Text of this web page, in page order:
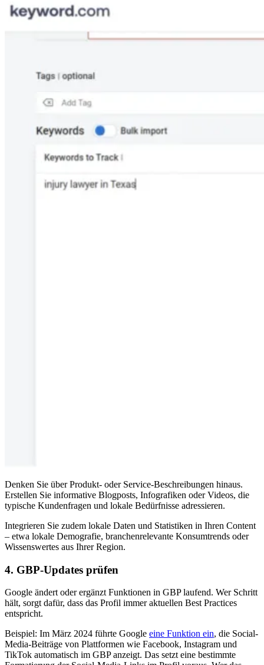
Denken Sie über Produkt- oder Service-Beschreibungen hinaus.
Erstellen Sie informative Blogposts, Infografiken oder Videos, die
typische Kundenfragen und lokale Bedürfnisse adressieren.
Integrieren Sie zudem lokale Daten und Statistiken in Ihren Content
– etwa lokale Demografie, branchenrelevante Konsumtrends oder
Wissenswertes aus Ihrer Region.
4. GBP-Updates prüfen
Google ändert oder ergänzt Funktionen in GBP laufend. Wer Schritt
hält, sorgt dafür, dass das Profil immer aktuellen Best Practices
entspricht.
Beispiel: Im März 2024 führte Google eine Funktion ein, die Social-
Media-Beiträge von Plattformen wie Facebook, Instagram und
TikTok automatisch im GBP anzeigt. Das setzt eine bestimmte